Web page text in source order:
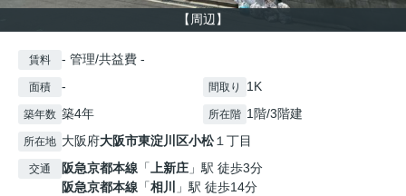
【周辺】
賃料 - 管理/共益費 -
面積 - 間取り 1K
築年数 築4年 所在階 1階/3階建
所在地 大阪府大阪市東淀川区小松１丁目
交通 阪急京都本線 「上新庄 」駅 徒歩3分
阪急京都本線 「相川
」駅 徒歩14分